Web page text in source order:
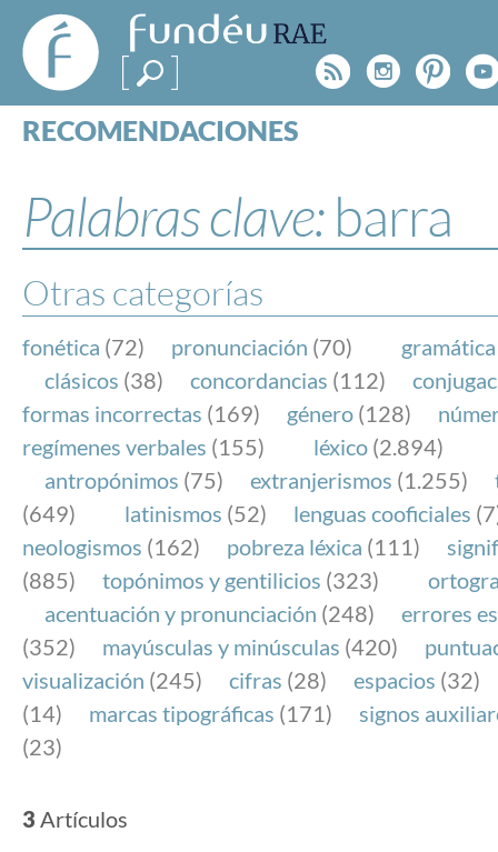
FundéuRAE
- Fundación
del Español
Urgente
Rss
RECOMENDACIONES
ESPECIALES
BLOG
NOTICIAS
SOBRE LA FUNDÉURAE
FundéuRAE es una fundación patrocinada por la
y la Real Academia Española, cuyo objetivo es
el buen uso del español en los medios de
Internet.
Palabras clave: barra
Otras categorías
fonética (72) pronunciación (70) gramática
clásicos (38) concordancias (112)
formas incorrectas (169) género (128)
regímenes verbales (155) léxico (2.894)
antropónimos (75) extranjerismos (1.255)
(649)
latinismos (52) lenguas cooficiales
neologismos (162) pobreza léxica (111)
(885)
topónimos y gentilicios (323)
acentuación y pronunciación (248)
errores
(352)
mayúsculas y minúsculas (420)
visualización (245) cifras (28) espacios (32)
(14)
marcas tipográficas (171)
signos
(23)
3 Artículos